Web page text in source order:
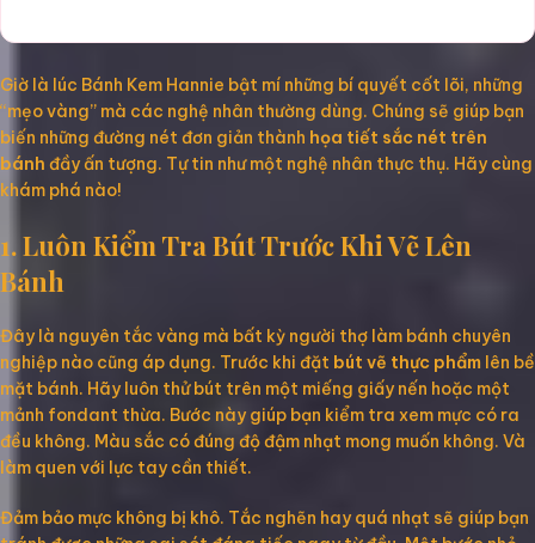
Giờ là lúc Bánh Kem Hannie bật mí những bí quyết cốt lõi, những
“mẹo vàng” mà các nghệ nhân thường dùng. Chúng sẽ giúp bạn
biến những đường nét đơn giản thành họa tiết sắc nét trên
bánh đầy ấn tượng. Tự tin như một nghệ nhân thực thụ. Hãy cùng
khám phá nào!
1. Luôn Kiểm Tra Bút Trước Khi Vẽ Lên
Bánh
Đây là nguyên tắc vàng mà bất kỳ người thợ làm bánh chuyên
nghiệp nào cũng áp dụng. Trước khi đặt bút vẽ thực phẩm lên bề
mặt bánh. Hãy luôn thử bút trên một miếng giấy nến hoặc một
mảnh fondant thừa. Bước này giúp bạn kiểm tra xem mực có ra
đều không. Màu sắc có đúng độ đậm nhạt mong muốn không. Và
làm quen với lực tay cần thiết.
Đảm bảo mực không bị khô. Tắc nghẽn hay quá nhạt sẽ giúp bạn